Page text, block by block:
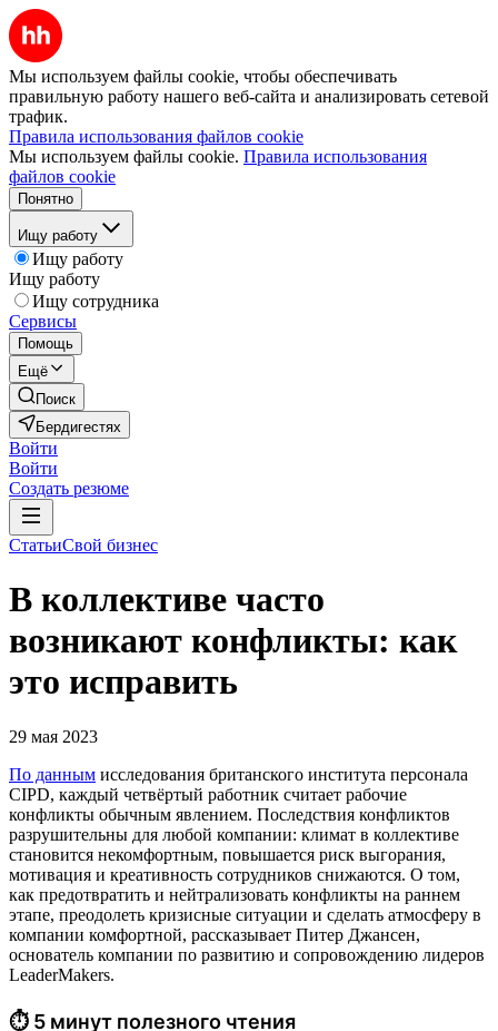
Мы используем файлы cookie, чтобы обеспечивать
правильную работу нашего веб-сайта и анализировать сетевой
трафик.
Правила использования файлов cookie
Мы используем файлы cookie. Правила использования
файлов cookie
Понятно
Ищу работу
Ищу работу
Ищу работу
Ищу сотрудника
Сервисы
Помощь
Ещё
Поиск
Бердигестях
Войти
Войти
Создать резюме
СтатьиСвой бизнес
В коллективе часто
возникают конфликты: как
это исправить
29 мая 2023
По данным исследования британского института персонала
СIPD, каждый четвёртый работник считает рабочие
конфликты обычным явлением. Последствия конфликтов
разрушительны для любой компании: климат в коллективе
становится некомфортным, повышается риск выгорания,
мотивация и креативность сотрудников снижаются. О том,
как предотвратить и нейтрализовать конфликты на раннем
этапе, преодолеть кризисные ситуации и сделать атмосферу в
компании комфортной, рассказывает Питер Джансен,
основатель компании по развитию и сопровождению лидеров
LeaderMakers.
⏱ 5 минут полезного чтения